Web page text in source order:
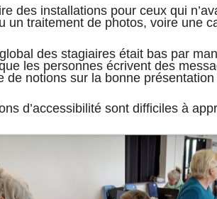
des installations pour ceux qui
un traitement de photos, voire une
des stagiaires était bas par
les personnes écrivent des
de notions sur la bonne présentation
d’accessibilité sont difficiles à